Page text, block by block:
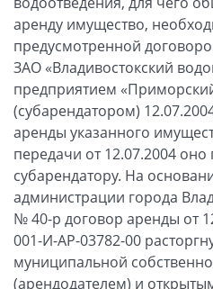
аренду имущество,
предусмотренной
ЗАО «Владивостокский
предприятием
(субарендатором)
аренды указанного
передачи от 12.07.2004 оно
субарендатору. На
администрации города
№ 40-р договор аренды от
001-И-АР-03782-00
муниципальной
(арендодателем) и